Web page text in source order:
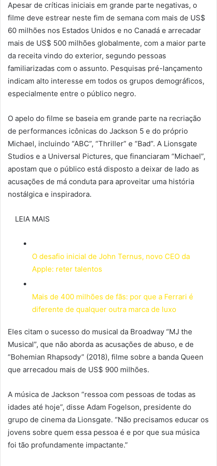
Apesar de críticas iniciais em grande parte negativas, o
filme deve estrear neste fim de semana com mais de US$
60 milhões nos Estados Unidos e no Canadá e arrecadar
mais de US$ 500 milhões globalmente, com a maior parte
da receita vindo do exterior, segundo pessoas
familiarizadas com o assunto. Pesquisas pré-lançamento
indicam alto interesse em todos os grupos demográficos,
especialmente entre o público negro.
O apelo do filme se baseia em grande parte na recriação
de performances icônicas do Jackson 5 e do próprio
Michael, incluindo “ABC”, “Thriller” e “Bad”. A Lionsgate
Studios e a Universal Pictures, que financiaram “Michael”,
apostam que o público está disposto a deixar de lado as
acusações de má conduta para aproveitar uma história
nostálgica e inspiradora.
LEIA MAIS
O desafio inicial de John Ternus, novo CEO da
Apple: reter talentos
Mais de 400 milhões de fãs: por que a Ferrari é
diferente de qualquer outra marca de luxo
Eles citam o sucesso do musical da Broadway “MJ the
Musical”, que não aborda as acusações de abuso, e de
“Bohemian Rhapsody” (2018), filme sobre a banda Queen
que arrecadou mais de US$ 900 milhões.
A música de Jackson “ressoa com pessoas de todas as
idades até hoje”, disse Adam Fogelson, presidente do
grupo de cinema da Lionsgate. “Não precisamos educar os
jovens sobre quem essa pessoa é e por que sua música
foi tão profundamente impactante.”